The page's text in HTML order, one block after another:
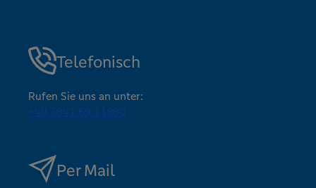
Telefonisch
Rufen Sie uns an unter:
+49 7841 69 11880
Per Mail